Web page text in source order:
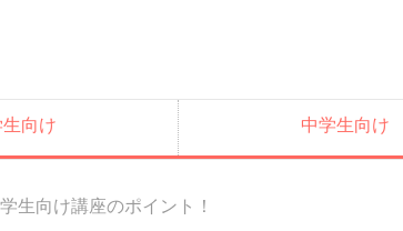
向け 中学生向け
生向け講座のポイント！